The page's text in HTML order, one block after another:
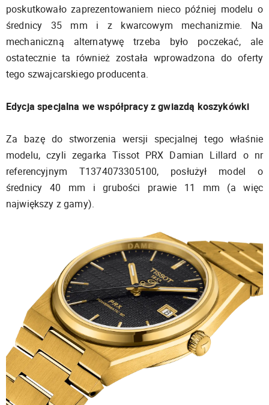
poskutkowało zaprezentowaniem nieco później modelu o
średnicy 35 mm i z kwarcowym mechanizmie. Na
mechaniczną alternatywę trzeba było poczekać, ale
ostatecznie ta również została wprowadzona do oferty
tego szwajcarskiego producenta.
Edycja specjalna we współpracy z gwiazdą koszykówki
Za bazę do stworzenia wersji specjalnej tego właśnie
modelu, czyli zegarka Tissot PRX Damian Lillard o nr
referencyjnym T1374073305100, posłużył model o
średnicy 40 mm i grubości prawie 11 mm (a więc
największy z gamy).